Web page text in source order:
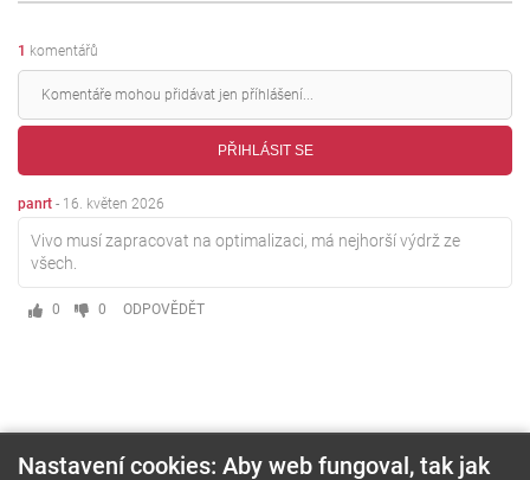
1 komentářů
PŘIHLÁSIT SE
panrt - 16. květen 2026
Vivo musí zapracovat na optimalizaci, má nejhorší výdrž ze
všech.
0 0 ODPOVĚDĚT
Nastavení cookies: Aby web fungoval, tak jak